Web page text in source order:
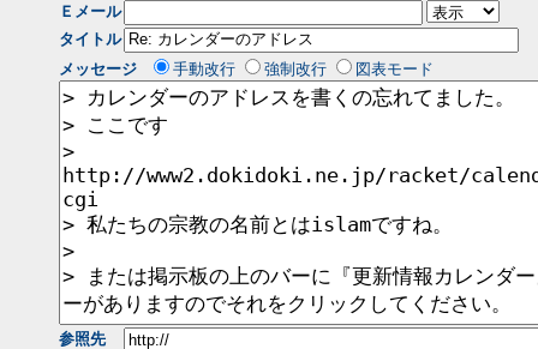
Ｅメール
タイトル
メッセージ
手動改行 強制改行 図表モード
参照先